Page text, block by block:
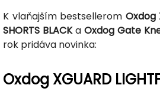
K vlaňajším bestsellerom Oxdog
SHORTS BLACKa Oxdog Gate
rok pridáva novinka:
Oxdog XGUARD